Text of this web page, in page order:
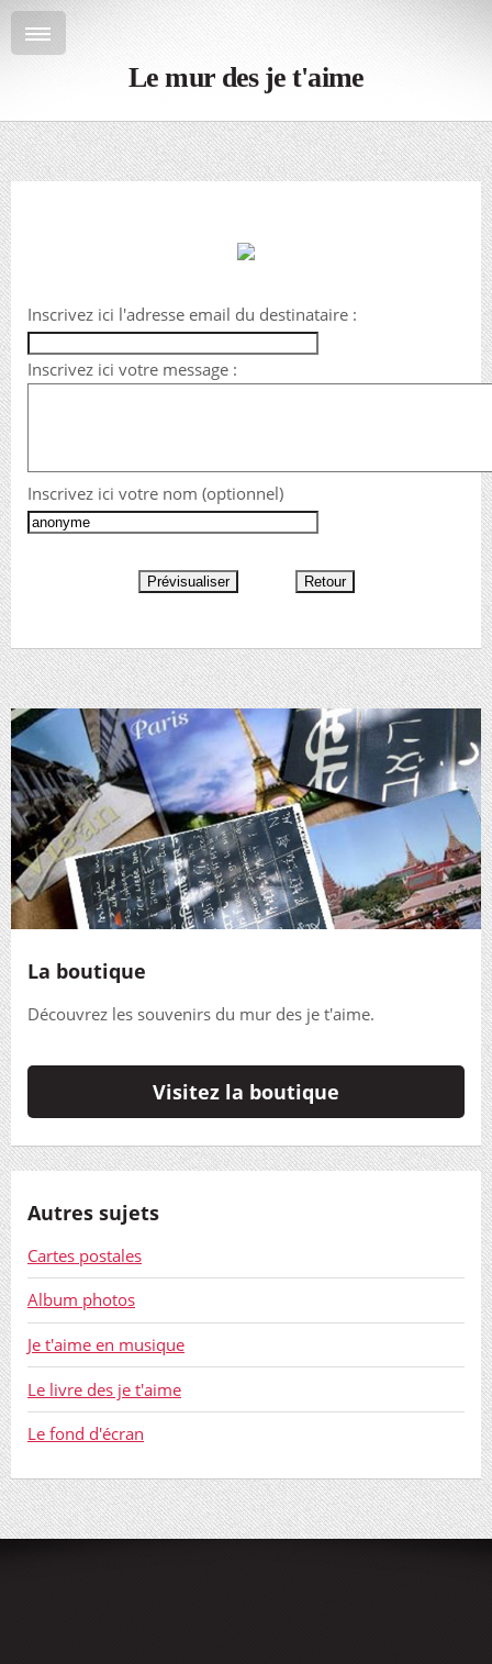
Le mur des je t'aime
Inscrivez ici l'adresse email du destinataire :
Inscrivez ici votre message :
Inscrivez ici votre nom (optionnel)
La boutique
Découvrez les souvenirs du mur des je t'aime.
Visitez la boutique
Autres sujets
Cartes postales
Album photos
Je t'aime en musique
Le livre des je t'aime
Le fond d'écran